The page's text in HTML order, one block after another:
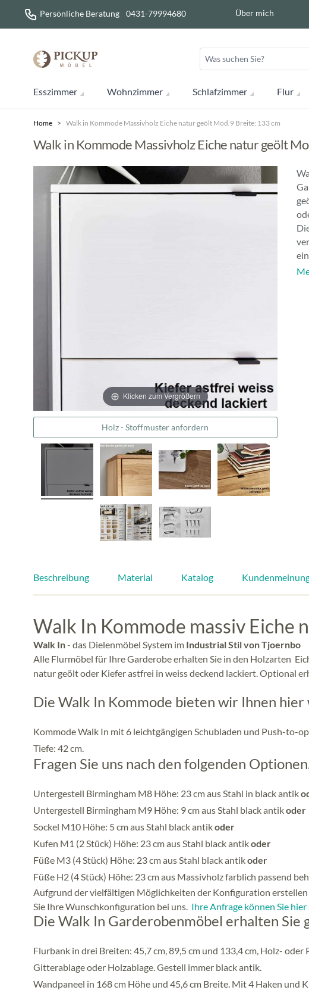
Direkt zum Inhalt
Persönliche Beratung 0431-79994680 Über mich
Esszimmer Wohnzimmer Schlafzimmer Flur
Home > Walk in Kommode Massivholz Eiche natur geölt Mod.9 Breite: 133 cm
Walk in Kommode Massivholz Eiche natur geölt
Klicken zum Vergrößern
Holz - Stoffmuster anfordern
Beschreibung Material Katalog
Walk In Kommode massiv Eiche
Walk In- das Dielenmöbel System im Industrial Stil von Tjoernbo
Alle Flurmöbel für Ihre Garderobe erhalten Sie in den Holzarten
natur geölt oder Kiefer astfrei in weiss deckend lackiert. Optional
Die Walk In Kommode bieten wir Ihnen hier
Kommode Walk In mit 6 leichtgängigen Schubladen und Push-to-
Tiefe: 42 cm.
Fragen Sie uns nach den folgenden
Untergestell Birmingham M8 Höhe: 23 cm aus Stahl in black antik
Untergestell Birmingham M9 Höhe: 9 cm aus Stahl black antikoder
Sockel M10 Höhe: 5 cm aus Stahl black antikoder
Kufen M1 (2 Stück) Höhe: 23 cm aus Stahl black antikoder
Füße M3 (4 Stück) Höhe: 23 cm aus Stahl black antikoder
Füße H2 (4 Stück) Höhe: 23 cm aus Massivholz farblich passend
Aufgrund der vielfältigen Möglichkeiten der Konfiguration
Sie Ihre Wunschkonfiguration bei uns. Ihre Anfrage können Sie hier
Die Walk In Garderobenmöbel erhalten Sie
Flurbank in drei Breiten: 45,7 cm, 89,5 cm und 133,4 cm, Holz-
Gitterablage oder Holzablage. Gestell immer black antik.
Wandpaneel in 168 cm Höhe und 45,6 cm Breite. Mit 4 Haken